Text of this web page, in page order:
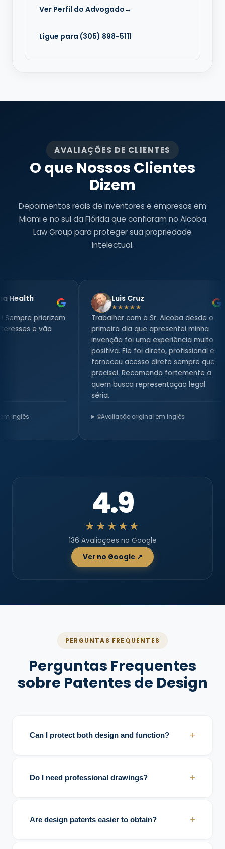
Ver Perfil do Advogado→
Ligue para (305) 898-5111
AVALIAÇÕES DE CLIENTES
O que Nossos Clientes
Dizem
Depoimentos reais de inventores e empresas em
Miami e no sul da Flórida que confiaram no Alcoba
Law Group para proteger sua propriedade
intelectual.
Luis Cruz
com o Sr. Alcoba desde o
dia que apresentei minha
foi uma experiência muito
Ele foi direto, profissional e
acesso direto sempre que
Recomendo fortemente a
busca representação legal
original em inglês
Odalys Castro
Faltam palavras para
minha gratidão pela
escritório. Ruben e Juliet
advogados incríveis,
tudo, seres humanos
decentes. Se você
advogado de marcas
🌐Avaliação original em
4.9
★★★★★
136 Avaliações no Google
Ver no Google ↗
PERGUNTAS FREQUENTES
Perguntas Frequentes
sobre Patentes de Design
Can I protect both design and function? +
Do I need professional drawings? +
Are design patents easier to obtain? +